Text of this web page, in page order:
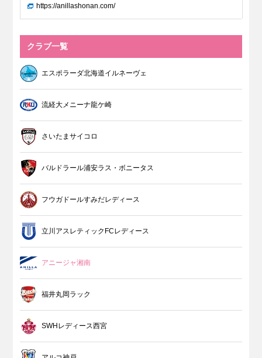
https://anillashonan.com/
クラブ一覧
エスポラーダ北海道イルネーヴェ
流経大メニーナ龍ケ崎
さいたまサイコロ
バルドラール浦安ラス・ボニータス
フウガドールすみだレディース
立川アスレティックFCレディース
アニージャ湘南
福井丸岡ラック
SWHレディース西宮